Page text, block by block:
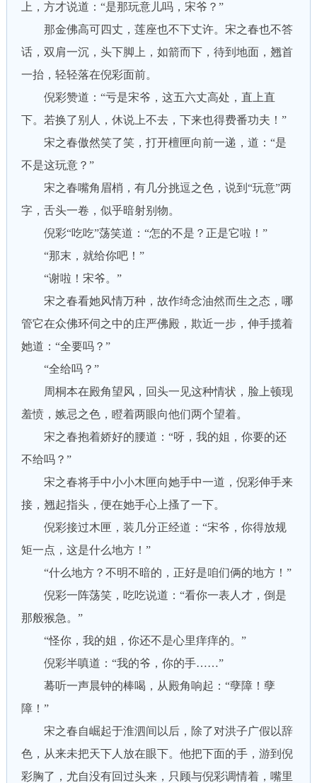
上，方才说道：“是那玩意儿吗，宋爷？”
那金佛高可四丈，莲座也不下丈许。宋之春也不答
话，双肩一沉，头下脚上，如箭而下，待到地面，翘首
一抬，轻轻落在倪彩面前。
倪彩赞道：“亏是宋爷，这五六丈高处，直上直
下。若换了别人，休说上不去，下来也得费番功夫！”
宋之春傲然笑了笑，打开檀匣向前一递，道：“是
不是这玩意？”
宋之春嘴角眉梢，有几分挑逗之色，说到“玩意”两
字，舌头一卷，似乎暗射别物。
倪彩“吃吃”荡笑道：“怎的不是？正是它啦！”
“那末，就给你吧！”
“谢啦！宋爷。”
宋之春看她风情万种，故作绮念油然而生之态，哪
管它在众佛环伺之中的庄严佛殿，欺近一步，伸手揽着
她道：“全要吗？”
“全给吗？”
周桐本在殿角望风，回头一见这种情状，脸上顿现
羞愤，嫉忌之色，瞪着两眼向他们两个望着。
宋之春抱着娇好的腰道：“呀，我的姐，你要的还
不给吗？”
宋之春将手中小小木匣向她手中一道，倪彩伸手来
接，翘起指头，便在她手心上搔了一下。
倪彩接过木匣，装几分正经道：“宋爷，你得放规
矩一点，这是什么地方！”
“什么地方？不明不暗的，正好是咱们俩的地方！”
倪彩一阵荡笑，吃吃说道：“看你一表人才，倒是
那般猴急。”
“怪你，我的姐，你还不是心里痒痒的。”
倪彩半嗔道：“我的爷，你的手……”
蓦听一声晨钟的棒喝，从殿角响起：“孽障！孽
障！”
宋之春自崛起于淮泗间以后，除了对洪子广假以辞
色，从来未把天下人放在眼下。他把下面的手，游到倪
彩胸了，尤自没有回过头来，只顾与倪彩调情着，嘴里